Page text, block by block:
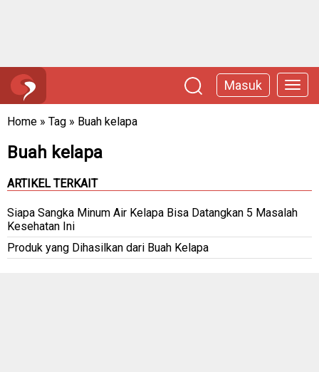
Masuk
Home » Tag » Buah kelapa
Buah kelapa
ARTIKEL TERKAIT
Siapa Sangka Minum Air Kelapa Bisa Datangkan 5 Masalah
Kesehatan Ini
Produk yang Dihasilkan dari Buah Kelapa